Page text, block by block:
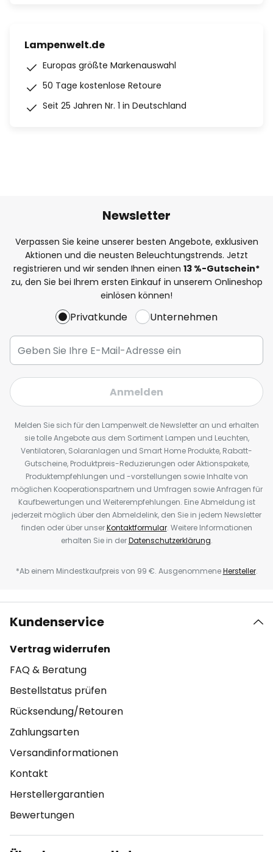
Lampenwelt.de
Europas größte Markenauswahl
50 Tage kostenlose Retoure
Seit 25 Jahren Nr. 1 in Deutschland
Newsletter
Verpassen Sie keine unserer besten Angebote, exklusiven
Aktionen und die neusten Beleuchtungstrends. Jetzt
registrieren und wir senden Ihnen einen 13 %-Gutschein*
zu, den Sie bei Ihrem ersten Einkauf in unserem Onlineshop
einlösen können!
Privatkunde Unternehmen
Anmelden
Melden Sie sich für den Lampenwelt.de Newsletter an und erhalten
sie tolle Angebote aus dem Sortiment Lampen und Leuchten,
Ventilatoren, Solaranlagen und Smart Home Produkte, Rabatt-
Gutscheine, Produktpreis-Reduzierungen oder Aktionspakete,
Produktempfehlungen und -vorstellungen sowie Inhalte von
möglichen Kooperationspartnern und Umfragen sowie Anfragen für
Kaufbewertungen und Weiterempfehlungen. Eine Abmeldung ist
jederzeit möglich über den Abmeldelink, den Sie in jedem Newsletter
finden oder über unserKontaktformular. Weitere Informationen
erhalten Sie in derDatenschutzerklärung.
*Ab einem Mindestkaufpreis von 99 €. AusgenommeneHersteller.
Kundenservice
Vertrag widerrufen
FAQ & Beratung
Bestellstatus prüfen
Rücksendung/Retouren
Zahlungsarten
Versandinformationen
Kontakt
Herstellergarantien
Bewertungen